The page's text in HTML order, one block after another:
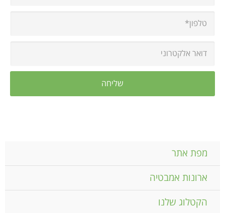
מפת אתר
ארונות אמבטיה
הקטלוג שלנו